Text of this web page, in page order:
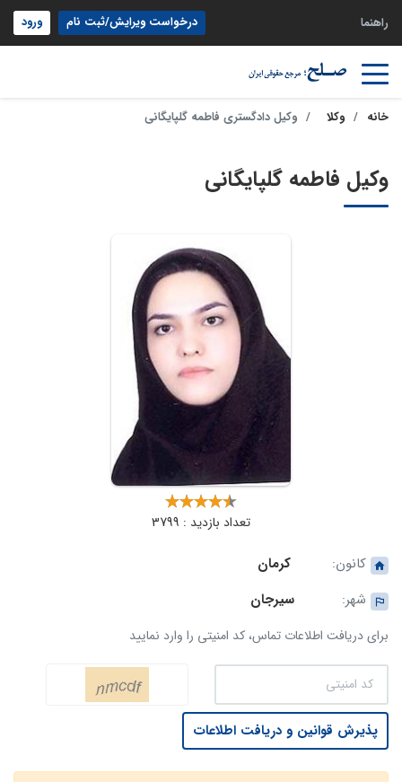
راهنما درخواست ویرایش/ثبت نام ورود
خانه وکلا وکیل دادگستری فاطمه گلپایگانی
وکیل فاطمه گلپایگانی
تعداد بازدید : 3799
کانون:
کرمان
شهر:
سیرجان
برای دریافت اطلاعات تماس، کد امنیتی را وارد نمایید
پذیرش قوانین و دریافت اطلاعات